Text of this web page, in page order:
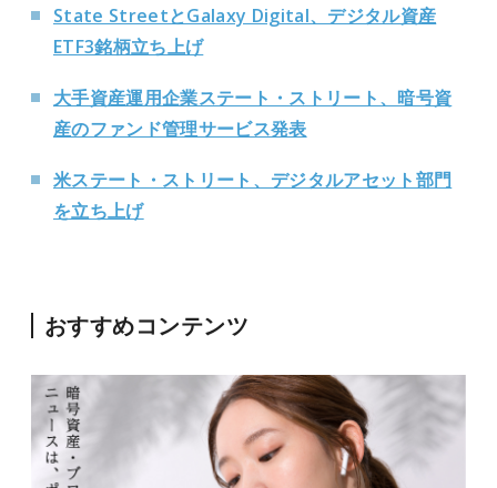
State StreetとGalaxy Digital、デジタル資産
ETF3銘柄立ち上げ
大手資産運用企業ステート・ストリート、暗号資
産のファンド管理サービス発表
米ステート・ストリート、デジタルアセット部門
を立ち上げ
おすすめコンテンツ